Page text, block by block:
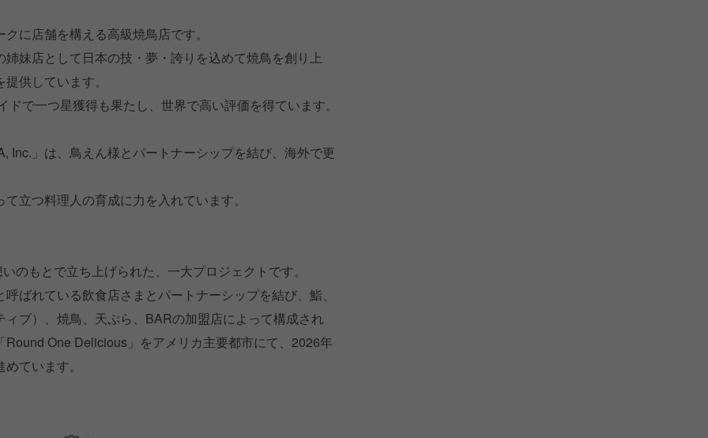
に店舗を構える高級焼鳥店です。
妹店として日本の技・夢・誇りを込めて焼鳥を創り上
供しています。
で一つ星獲得も果たし、世界で高い評価を得ています。
Inc.」は、鳥えん様とパートナーシップを結び、海外で更
立つ料理人の育成に力を入れています。
のもとで立ち上げられた、一大プロジェクトです。
ばれている飲食店さまとパートナーシップを結び、鮨、
ブ）、焼鳥、天ぷら、BARの加盟店によって構成され
One Delicious」をアメリカ主要都市にて、2026年
ています。